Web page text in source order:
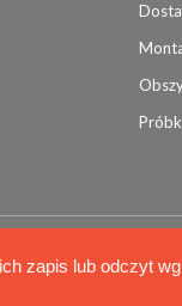
zapis lub odczyt